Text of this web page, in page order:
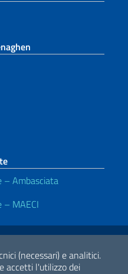
(necessari) e analitici.
accetti l'utilizzo dei
– Ambasciata
MAECI